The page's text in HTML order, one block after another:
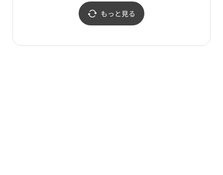
もっと見る